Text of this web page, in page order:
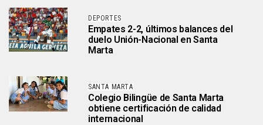
DEPORTES
Empates 2-2, últimos balances del
duelo Unión-Nacional en Santa
Marta
SANTA MARTA
Colegio Bilingüe de Santa Marta
obtiene certificación de calidad
internacional